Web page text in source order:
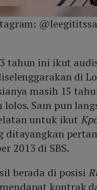
tahun ini ikut
di
masih 15
lolos. Sam pun
untuk ikut
ditayangkan
2013 di SBS.
berada di posisi
kontrak